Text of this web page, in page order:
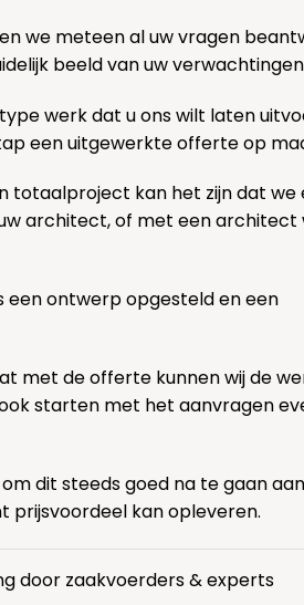
we meteen al uw vragen
beeld van uw
werk dat u ons wilt laten
een uitgewerkte offerte op
totaalproject kan het zijn dat we
architect, of met een architect
een ontwerp opgesteld en een
met de offerte kunnen wij de
starten met het aanvragen
dit steeds goed na te gaan
prijsvoordeel kan opleveren.
door zaakvoerders & experts